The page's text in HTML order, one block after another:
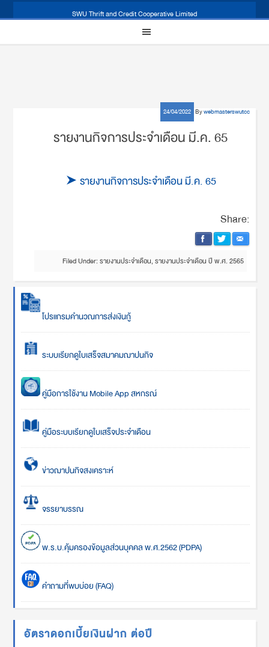
SWU Thrift and Credit Cooperative Limited
24/04/2022 Bywebmasterswutcc
รายงานกิจการประจำเดือน มี.ค. 65
รายงานกิจการประจำเดือน มี.ค. 65
Share:
Filed Under:รายงานประจำเดือน,รายงานประจำเดือน ปี พ.ศ. 2565
โปรแกรมคำนวณการส่งเงินกู้
ระบบเรียกดูใบเสร็จสมาคมฌาปนกิจ
คู่มือการใช้งาน Mobile App สหกรณ์
คู่มือระบบเรียกดูใบเสร็จประจำเดือน
ข่าวฌาปนกิจสงเคราะห์
จรรยาบรรณ
พ.ร.บ.คุ้มครองข้อมูลส่วนบุคคล พ.ศ.2562 (PDPA)
คำถามที่พบบ่อย (FAQ)
อัตราดอกเบี้ยเงินฝาก ต่อปี